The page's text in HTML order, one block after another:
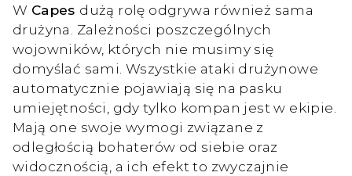
W Capes dużą rolę odgrywa również sama
drużyna. Zależności poszczególnych
wojowników, których nie musimy się
domyślać sami. Wszystkie ataki drużynowe
automatycznie pojawiają się na pasku
umiejętności, gdy tylko kompan jest w ekipie.
Mają one swoje wymogi związane z
odległością bohaterów od siebie oraz
widocznością, a ich efekt to zwyczajnie